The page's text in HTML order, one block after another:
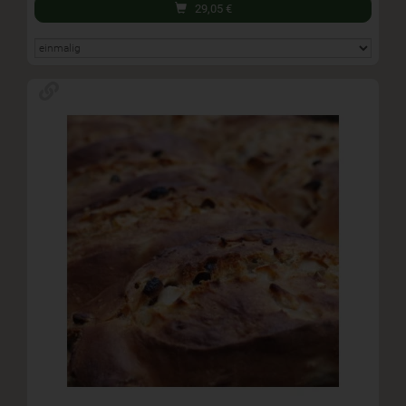
29,05 €